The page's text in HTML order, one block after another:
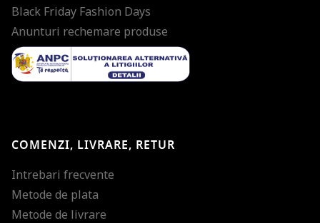
Black Friday Fashion Days
Anunturi rechemare produse
COMENZI, LIVRARE, RETUR
Intrebari frecvente
Metode de plata
Metode de livrare